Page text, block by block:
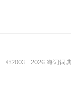
©2003 - 2026 海词词典